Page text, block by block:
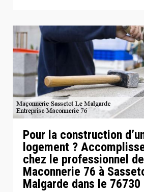
Pour la construction
logement ?
chez le professionnel
Maconnerie 76 à
Malgarde dans le 76730